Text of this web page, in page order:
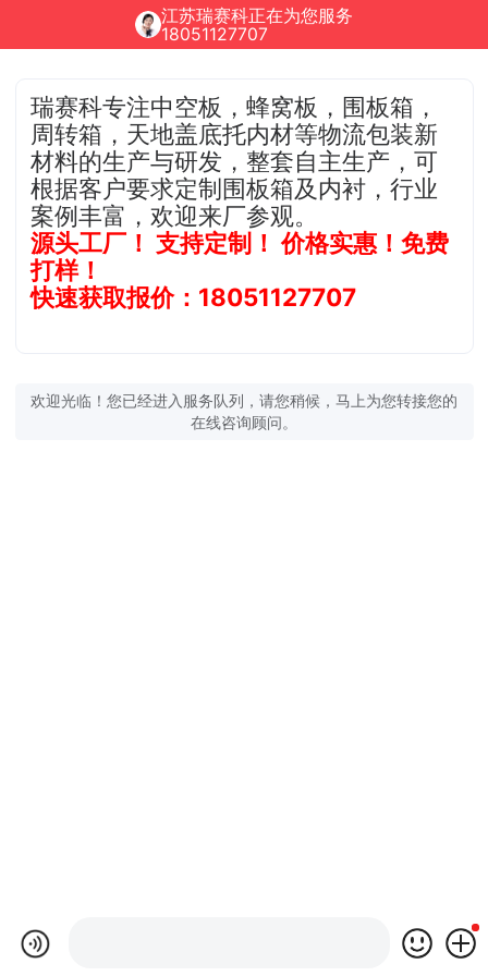
江苏瑞赛科正在为您服务
18051127707
瑞赛科专注中空板，蜂窝板，围板箱，
周转箱，天地盖底托内材等物流包装新
材料的生产与研发，整套自主生产，可
根据客户要求定制围板箱及内衬，行业
案例丰富，欢迎来厂参观。
源头工厂！ 支持定制！ 价格实惠！免费
打样！
快速获取报价：18051127707
欢迎光临！您已经进入服务队列，请您稍候，马上为您转接您的
在线咨询顾问。